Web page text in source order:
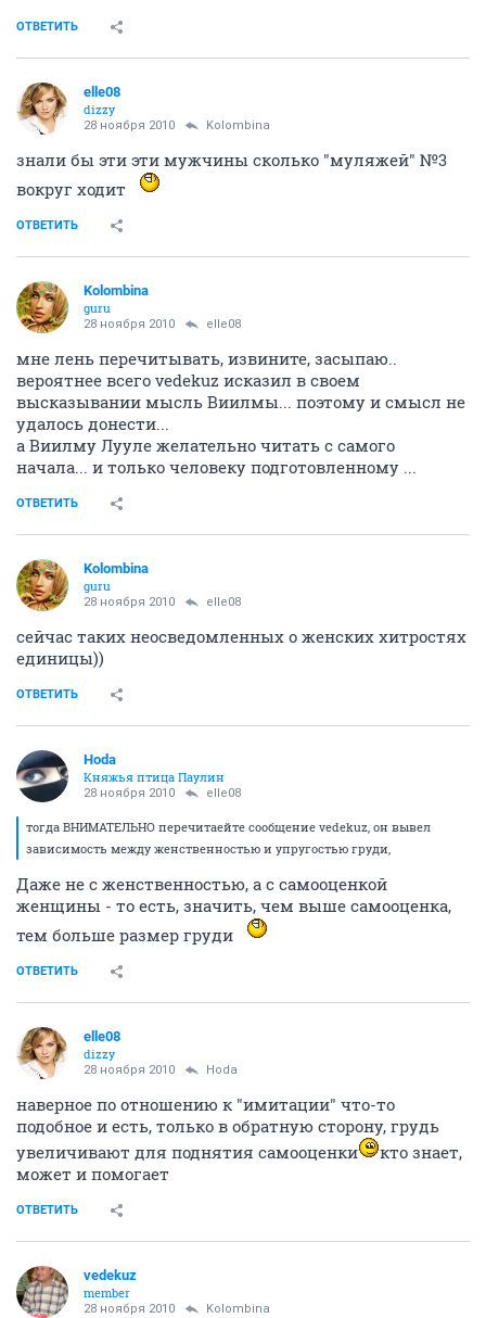
ОТВЕТИТЬ
elle08
dizzy
28 ноября 2010 Kolombina
знали бы эти эти мужчины сколько "муляжей" №3
вокруг ходит
ОТВЕТИТЬ
Kolombina
guru
28 ноября 2010 elle08
мне лень перечитывать, извините, засыпаю..
вероятнее всего vedekuz исказил в своем
высказывании мысль Виилмы... поэтому и смысл не
удалось донести...
а Виилму Лууле желательно читать с самого
начала... и только человеку подготовленному ...
ОТВЕТИТЬ
Kolombina
guru
28 ноября 2010 elle08
сейчас таких неосведомленных о женских хитростях
единицы))
ОТВЕТИТЬ
Hoda
Княжья птица Паулин
28 ноября 2010 elle08
тогда ВНИМАТЕЛЬНО перечитаейте сообщение vedekuz, он вывел
зависимость между женственностью и упругостью груди,
Даже не с женственностью, а с самооценкой
женщины - то есть, значить, чем выше самооценка,
тем больше размер груди
ОТВЕТИТЬ
elle08
dizzy
28 ноября 2010 Hoda
наверное по отношению к "имитации" что-то
подобное и есть, только в обратную сторону, грудь
увеличивают для поднятия самооценки
кто знает,
может и помогает
ОТВЕТИТЬ
vedekuz
member
28 ноября 2010 Kolombina